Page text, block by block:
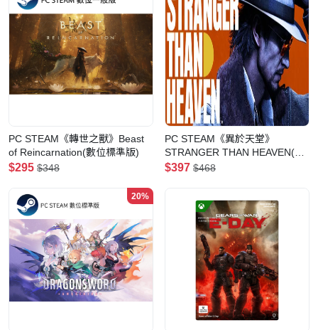
PC STEAM《轉世之獸》Beast
of Reincarnation(數位標準版)
$295 $348
PC STEAM《異於天堂》
STRANGER THAN HEAVEN(數
位一般版)
$397 $468
20%